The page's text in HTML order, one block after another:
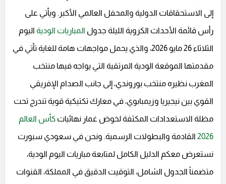
إلى الاستحقاقات الدولية والمحفل العالمي الأكبر. ويأتي على
رأس قائمة الأحداث الكروية الليلة جدول المباريات الودية اليوم
الثلاثاء 26 مايو 2026، والذي يحمل مواجهات هامة للغاية تأتي في
مقدمتها الموقعة الودية المرتقبة التي يواجه فيها منتخب
المغرب نظيره منتخب بوروندي، إلى جانب الصدام الإفريقي
القوي بين نيجيريا وزيمبابوي، في معارك تكتيكية قوية تندرج تحت
مظلة الاستعدادات المكثفة لخوض غمار نهائيات كأس العالم
2026 القادمة والبطولات الرسمية. ونحن في سعودي سبورت
نستعرض معكم الدليل الكامل لمتابعة مباريات اليوم الودية،
متضمناً الجدول الشامل، التوقيت الدقيق في المملكة، القنوات